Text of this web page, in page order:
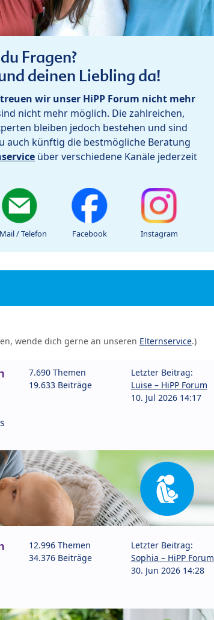
Fragen?
deinen Liebling da!
wir unser HiPP Forum nicht mehr
nicht mehr möglich. Die zahlreichen,
bleiben jedoch bestehen und sind
auch künftig die bestmögliche Beratung
über verschiedene Kanäle jederzeit
/ Telefon Facebook Instagram
wende dich gerne an unseren Elternservice.)
7.690 Themen
19.633 Beiträge
Letzter Beitrag:
Luise – HiPP Forum
10. Jul 2026 14:17
12.996 Themen
34.376 Beiträge
Letzter Beitrag:
Sophia – HiPP Forum
30. Jun 2026 14:28